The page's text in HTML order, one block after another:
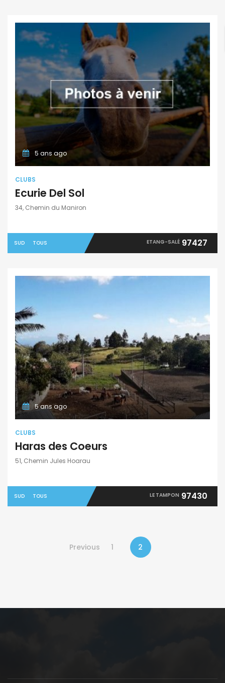
5 ans ago
CLUBS
Ecurie Del Sol
34, Chemin du Maniron
SUD TOUS ETANG-SALÉ 97427
5 ans ago
CLUBS
Haras des Coeurs
51, Chemin Jules Hoarau
SUD TOUS LE TAMPON 97430
Previous 1 2